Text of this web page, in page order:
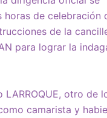
de celebración
de la
para lograr la
otro de
camarista y